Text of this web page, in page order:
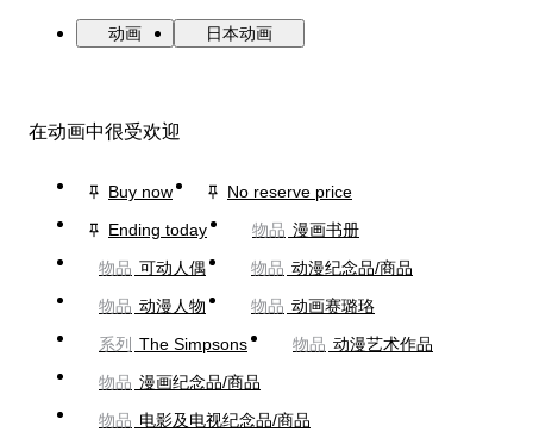
动画 日本动画
在动画中很受欢迎
Buy now
No reserve price
Ending today
物品 漫画书册
物品 可动人偶 物品 动漫纪念品/商品
物品 动漫人物 物品 动画赛璐珞
系列
The Simpsons 物品 动漫艺术作品
物品 漫画纪念品/商品
物品 电影及电视纪念品/商品